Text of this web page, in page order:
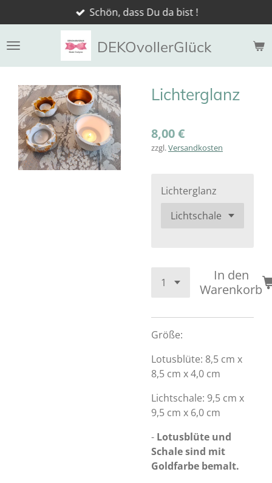
Hauptinhalt
springen
DEKOvollerGlück
Schön, dass Du da bist !
Lichterglanz
8,00 €
zzgl.Versandkosten
Lichterglanz
In den
Warenkorb
Größe:
Lotusblüte: 8,5 cm x
8,5 cm x 4,0 cm
Lichtschale: 9,5 cm x
9,5 cm x 6,0 cm
- Lotusblüte und
Schale sind mit
Goldfarbe bemalt.